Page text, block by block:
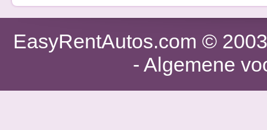
EasyRentAutos.com ©
- Algemene